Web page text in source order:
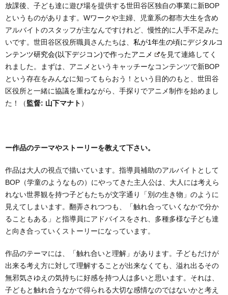
放課後、子ども達に遊び場を提供する世田谷区独自の事業に新BOP
というものがあります。Wワークや主婦、児童系の都市大生を含め
アルバイトのスタッフが主なんですけれど、慢性的に人手不足みた
いです。世田谷区役所職員さんたちは、 私が1年生の頃にデジタルコ
ンテンツ研究会(以下デジコン)で作ったアニメ
を見て連絡してく
れました。まずは、アニメというキャッチーなコンテンツで新BOP
という存在をみんなに知ってもらおう！という目的のもと、世田谷
区役所と一緒に協議を重ねながら、手探りでアニメ制作を始めまし
た！（監督: 山下マナト ）
ー作品のテーマやストーリーを教えて下さい。
作品は大人の視点で描いています。指導員補助のアルバイトとして
BOP（学童のようなもの）にやってきた主人公は、大人には考えら
れない世界観を持つ子どもたちが文字通り「別の生き物」のように
見えてしまいます。翻弄されつつも、「触れ合っていくなかで分か
ることもある」と指導員にアドバイスをされ、多種多様な子ども達
と向き合っていくストーリーになっています。
作品のテーマには、「触れ合いと理解」があります。子どもだけが
出来る考え方に対して理解することが出来なくても、溢れ出るその
無邪気さゆえの気持ちに好感を持つ人は多いと思います。それは、
子どもと触れ合うなかで得られる大切な感情なのではないかと考え